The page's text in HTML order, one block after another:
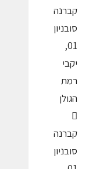
קברנה
סובניון
01,
יקבי
רמת
הגולן

קברנה
סובניון